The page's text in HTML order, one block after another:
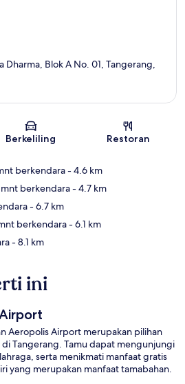
Dharma, Blok A No. 01, Tangerang,
Berkeliling Restoran
berkendara- 4.6 km
berkendara- 4.7 km
- 6.7 km
berkendara- 6.1 km
- 8.1 km
ini
Aeropolis Airport merupakan pilihan
Tangerang. Tamu dapat mengunjungi
serta menikmati manfaat gratis
yang merupakan manfaat tamabahan.